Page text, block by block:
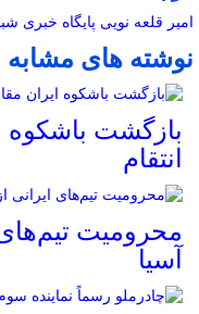
امیر قلعه نویی پایگاه خبری
نوشته های مشابه
بازگشت باشکوه
انتقام
محرومیت تیم‌های
آسیا